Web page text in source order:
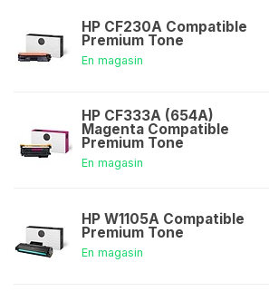
HP CF230A Compatible
Premium Tone
En magasin
HP CF333A (654A)
Magenta Compatible
Premium Tone
En magasin
HP W1105A Compatible
Premium Tone
En magasin